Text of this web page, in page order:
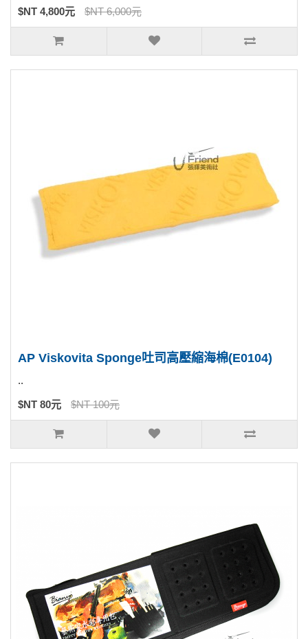
$NT 4,800元 $NT 6,000元
AP Viskovita Sponge吐司高壓縮海棉(E0104)
..
$NT 80元 $NT 100元